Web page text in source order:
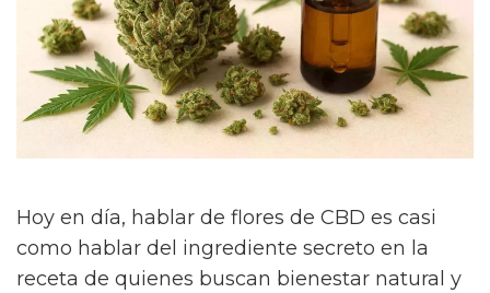
Hoy en día, hablar de flores de CBD es casi
como hablar del ingrediente secreto en la
receta de quienes buscan bienestar natural y